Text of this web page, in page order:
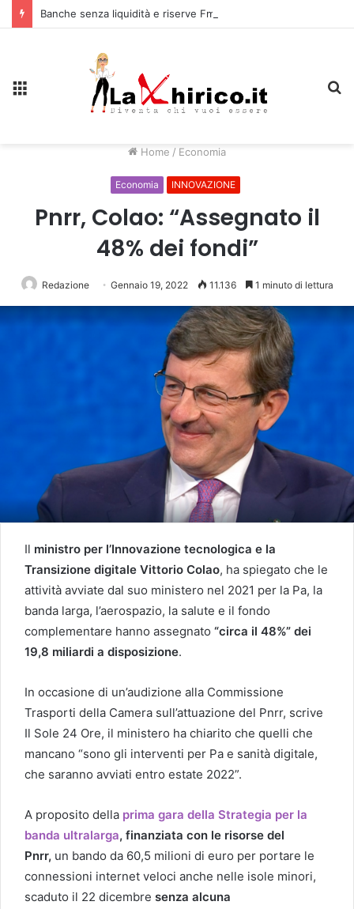
Home / Economia
Economia INNOVAZIONE
Pnrr, Colao: “Assegnato il
48% dei fondi”
Redazione Gennaio 19, 2022 11.136 1 minuto di lettura
Il ministro per l’Innovazione tecnologica e la
Transizione digitale Vittorio Colao, ha spiegato che le
attività avviate dal suo ministero nel 2021 per la Pa, la
banda larga, l’aerospazio, la salute e il fondo
complementare hanno assegnato “circa il 48%” dei
19,8 miliardi a disposizione.
In occasione di un’audizione alla Commissione
Trasporti della Camera sull’attuazione del Pnrr, scrive
Il Sole 24 Ore, il ministero ha chiarito che quelli che
mancano “sono gli interventi per Pa e sanità digitale,
che saranno avviati entro estate 2022”.
A proposito della prima gara della Strategia per la
banda ultralarga, finanziata con le risorse del
Pnrr, un bando da 60,5 milioni di euro per portare le
connessioni internet veloci anche nelle isole minori,
scaduto il 22 dicembre senza alcuna